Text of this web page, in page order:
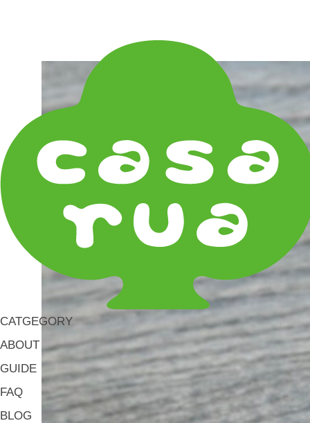
CATGEGORY
ABOUT
GUIDE
FAQ
BLOG